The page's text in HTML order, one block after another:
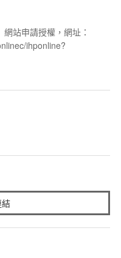
站申請授權，網址：
ihponline?